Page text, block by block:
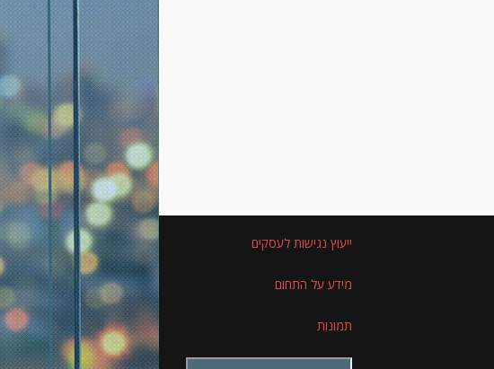
ייעוץ נגישות לעסקים
מידע על התחום
תמונות